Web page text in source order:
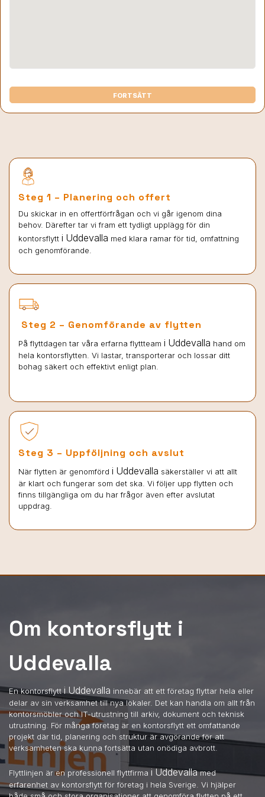
FORTSÄTT
Steg 1 – Planering och offert
Du skickar in en offertförfrågan och vi går igenom dina
behov. Därefter tar vi fram ett tydligt upplägg för din
kontorsflytt i Uddevalla med klara ramar för tid, omfattning
och genomförande.
Steg 2 – Genomförande av flytten
På flyttdagen tar våra erfarna flyttteam i Uddevalla hand om
hela kontorsflytten. Vi lastar, transporterar och lossar ditt
bohag säkert och effektivt enligt plan.
Steg 3 – Uppföljning och avslut
När flytten är genomförd i Uddevalla säkerställer vi att allt
är klart och fungerar som det ska. Vi följer upp flytten och
finns tillgängliga om du har frågor även efter avslutat
uppdrag.
Om kontorsflytt i
Uddevalla
En kontorsflytti Uddevalla innebär att ett företag flyttar hela eller
delar av sin verksamhet till nya lokaler. Det kan handla om allt från
kontorsmöbler och IT-utrustning till arkiv, dokument och teknisk
utrustning. För många företag är en kontorsflytt ett omfattande
projekt där tid, planering och struktur är avgörande för att
verksamheten ska kunna fortsätta utan onödiga avbrott.
Flyttlinjen är en professionell flyttfirma i Uddevallamed
erfarenhet av kontorsflytt för företag i hela Sverige. Vi hjälper